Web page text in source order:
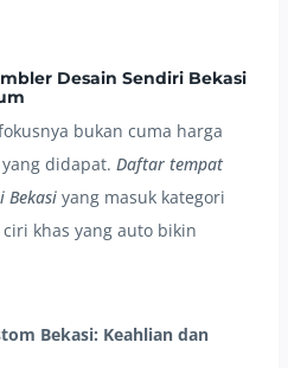
Desain Sendiri Bekasi
bukan cuma harga
yang didapat. Daftar tempat
Bekasi yang masuk kategori
khas yang auto bikin
Bekasi: Keahlian dan